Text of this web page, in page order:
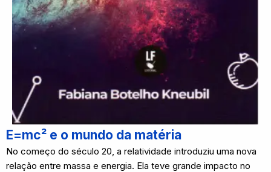
E=mc² e o mundo da matéria
No começo do século 20, a relatividade introduziu uma nova
relação entre massa e energia. Ela teve grande impacto no